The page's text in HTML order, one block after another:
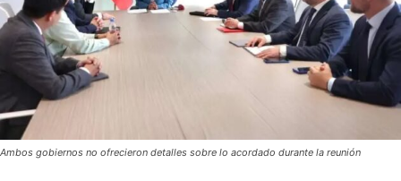
Ambos gobiernos no ofrecieron detalles sobre lo acordado durante la reunión